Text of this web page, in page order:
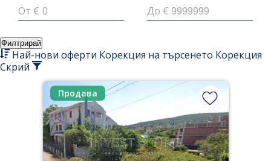
От € До €
Филтрирай
Най-нови оферти Корекция на търсенето Корекция
Скрий
Продава